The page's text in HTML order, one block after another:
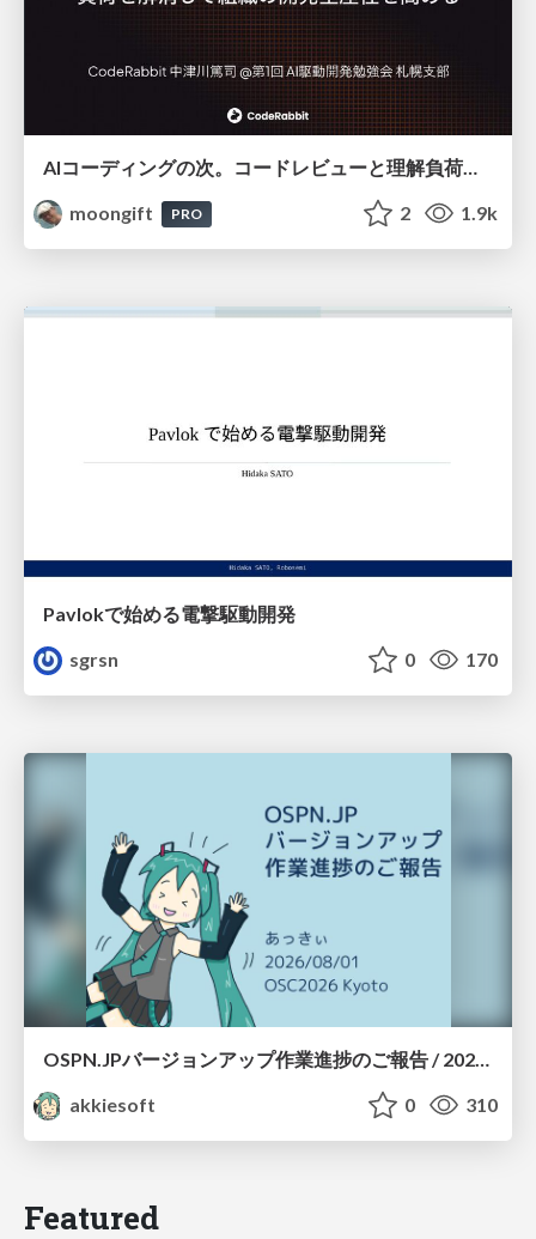
AIコーディングの次。コードレビューと理解負荷を解消して組織の開発生産性を高める
moongift
PRO 2 1.9k
Pavlokで始める電撃駆動開発
sgrsn
0 170
OSPN.JPバージョンアップ作業進捗のご報告 / 20260801-osc26kyoto
akkiesoft
0 310
Featured